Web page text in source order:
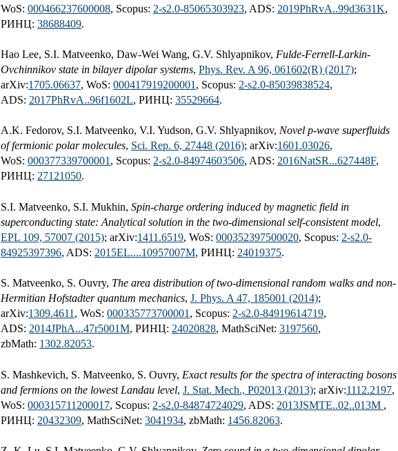
WoS: 000466237600008, Scopus: 2-s2.0-85065303923, ADS: 2019PhRvA..99d3631K,
РИНЦ: 38688409.
Hao Lee, S.I. Matveenko, Daw-Wei Wang, G.V. Shlyapnikov, Fulde-Ferrell-Larkin-
Ovchinnikov state in bilayer dipolar systems, Phys. Rev. A 96, 061602(R) (2017);
arXiv:1705.06637, WoS: 000417919200001 , Scopus: 2-s2.0-85039838524,
ADS: 2017PhRvA..96f1602L, РИНЦ: 35529664.
A.K. Fedorov, S.I. Matveenko, V.I. Yudson, G.V. Shlyapnikov, Novel p-wave superfluids
of fermionic polar molecules, Sci. Rep. 6, 27448 (2016); arXiv:1601.03026,
WoS: 000377339700001 , Scopus: 2-s2.0-84974603506, ADS: 2016NatSR...627448F,
РИНЦ: 27121050.
S.I. Matveenko, S.I. Mukhin, Spin-charge ordering induced by magnetic field in
superconducting state: Analytical solution in the two-dimensional self-consistent model,
EPL 109, 57007 (2015); arXiv:1411.6519, WoS: 000352397500020, Scopus: 2-s2.0-
84925397396, ADS: 2015EL....10957007M, РИНЦ: 24019375.
S. Matveenko, S. Ouvry, The area distribution of two-dimensional random walks and non-
Hermitian Hofstadter quantum mechanics, J. Phys. A 47, 185001 (2014);
arXiv:1309.4611 , WoS: 000335773700001 , Scopus: 2-s2.0-84919614719,
ADS: 2014JPhA...47r5001M, РИНЦ: 24020828, MathSciNet: 3197560,
zbMath: 1302.82053.
S. Mashkevich, S. Matveenko, S. Ouvry, Exact results for the spectra of interacting bosons
and fermions on the lowest Landau level, J. Stat. Mech., P02013 (2013); arXiv:1112.2197,
WoS: 000315711200017, Scopus: 2-s2.0-84874724029, ADS: 2013JSMTE..02..013M ,
РИНЦ: 20432309, MathSciNet: 3041934, zbMath: 1456.82063.